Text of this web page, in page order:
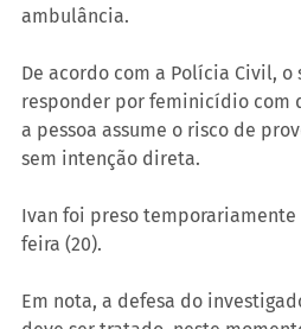
ambulância.
De acordo com a Polícia Civil, o
responder por feminicídio com
a pessoa assume o risco de
sem intenção direta.
Ivan foi preso
feira (20).
Em nota, a defesa do